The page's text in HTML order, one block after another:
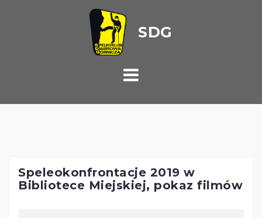
Speleokonfrontacje 2019 w
Bibliotece Miejskiej, pokaz filmów